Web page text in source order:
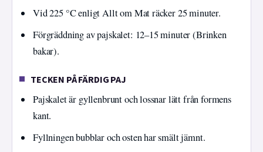
Vid 225 °C enligt Allt om Mat räcker 25 minuter.
Förgräddning av pajskalet: 12–15 minuter (Brinken
bakar).
TECKEN PÅ FÄRDIG PAJ
Pajskalet är gyllenbrunt och lossnar lätt från formens
kant.
Fyllningen bubblar och osten har smält jämnt.